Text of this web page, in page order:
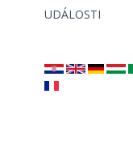
UDÁLOSTI